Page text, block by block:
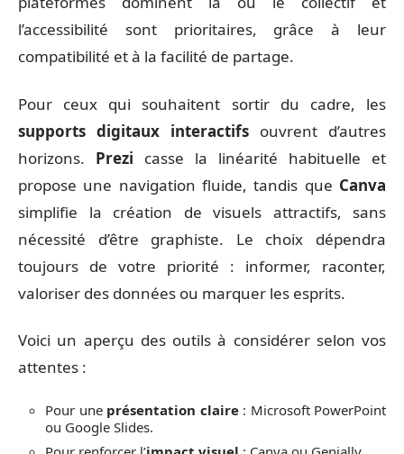
l’accessibilité sont prioritaires, grâce à leur
compatibilité et à la facilité de partage.
Pour ceux qui souhaitent sortir du cadre, les
supports digitaux interactifs ouvrent d’autres
horizons. Prezi casse la linéarité habituelle et
propose une navigation fluide, tandis que Canva
simplifie la création de visuels attractifs, sans
nécessité d’être graphiste. Le choix dépendra
toujours de votre priorité : informer, raconter,
valoriser des données ou marquer les esprits.
Voici un aperçu des outils à considérer selon vos
attentes :
Pour une présentation claire: Microsoft PowerPoint
ou Google Slides.